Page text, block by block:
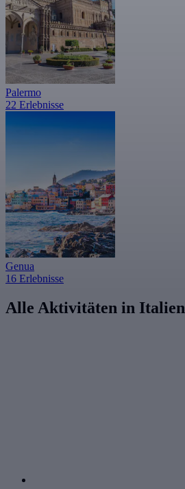
Palermo
22 Erlebnisse
Genua
16 Erlebnisse
Alle Aktivitäten in Italien